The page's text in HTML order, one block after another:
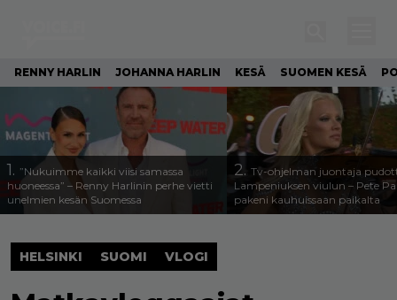
RENNY HARLIN JOHANNA HARLIN KESÄ SUOMEN KESÄ
1. ”Nukuimme kaikki viisi samassa
huoneessa” – Renny Harlinin perhe vietti
unelmien kesän Suomessa
2. Tv-ohjelman juontaja
Lampeniuksen viulun – Pete
pakeni kauhuissaan paikalta
HELSINKI SUOMI VLOGI